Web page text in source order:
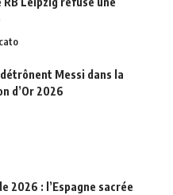
Messi dans la
d’Or 2026
2026 : l’Espagne sacrée